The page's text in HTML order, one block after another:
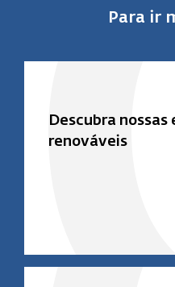
Para ir
Descubra nossas
renováveis